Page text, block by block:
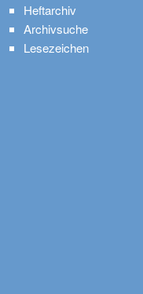
Heftarchiv
Archivsuche
Lesezeichen